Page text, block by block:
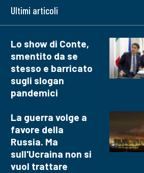
Ultimi articoli
Lo show di Conte,
smentito da se
stesso e barricato
sugli slogan
pandemici
La guerra volge a
favore della
Russia. Ma
sull'Ucraina non si
vuol trattare